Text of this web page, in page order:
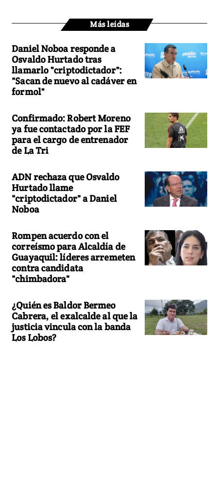
Más leídas
Daniel Noboa responde a
Osvaldo Hurtado tras
llamarlo "criptodictador":
"Sacan de nuevo al cadáver en
formol"
Confirmado: Robert Moreno
ya fue contactado por la FEF
para el cargo de entrenador
de La Tri
ADN rechaza que Osvaldo
Hurtado llame
"criptodictador" a Daniel
Noboa
Rompen acuerdo con el
correísmo para Alcaldía de
Guayaquil: líderes arremeten
contra candidata
"chimbadora"
¿Quién es Baldor Bermeo
Cabrera, el exalcalde al que la
justicia vincula con la banda
Los Lobos?